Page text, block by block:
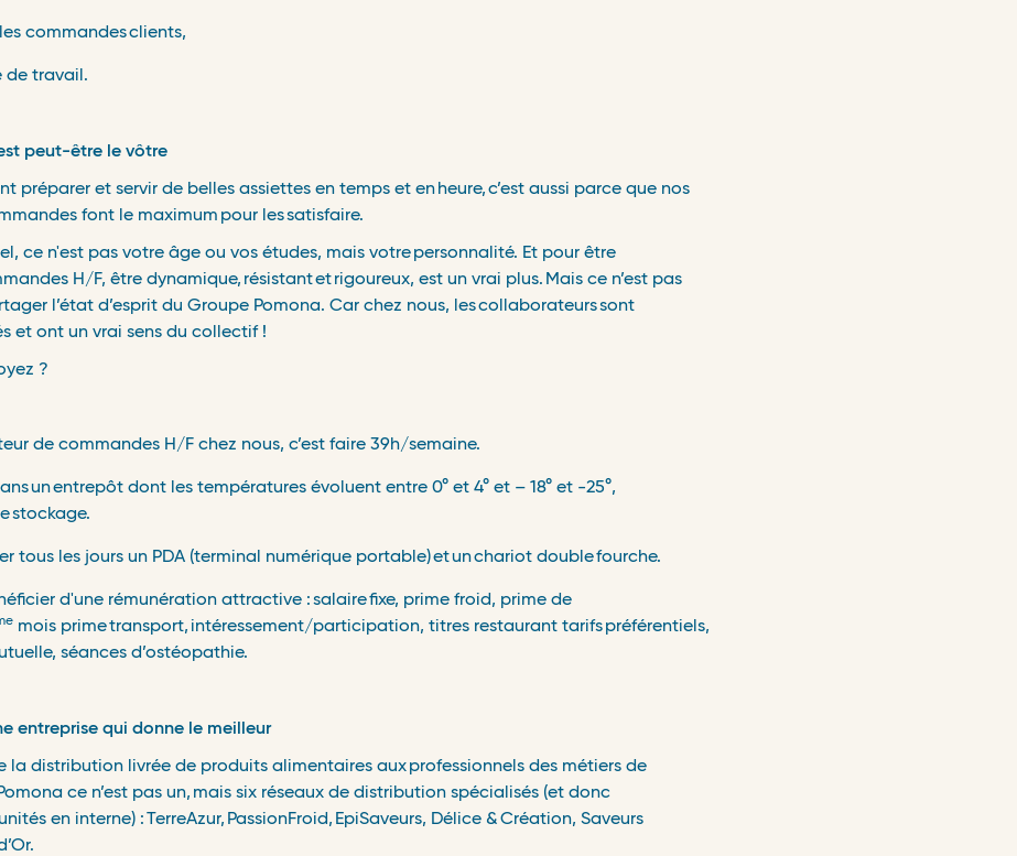
commandesclients,
de travail.
peut-être le vôtre
préparer et servir de belles assiettes en temps et en heure,c’est aussi parce que nos
font le maximum pour lessatisfaire.
ce n'est pas votre âge ou vos études, mais votrepersonnalité. Et pour être
H/F, être dynamique, résistantetrigoureux, est un vrai plus. Mais ce n’est pas
l ’état d’esprit du Groupe Pomona. Car chez nous, lescollaborateurssont
s et ont un vrai sens du collectif !
?
de commandes H/F chez nous, c’est faire 39h/semaine.
unentrepôt dont les températures évoluent entre 0° et 4° et – 18° et -25°,
stockage.
tous les jours un PDA (terminal numérique portable)etunchariot doublefourche.
d'une rémunération attractive :salairefixe, prime froid, prime de
mois primetransport, intéressement/participation, titres restaurant tarifspréférentiels,
séances d’ostéopathie.
entreprise qui donne le meilleur​
la distribution livrée de produits alimentaires auxprofessionnels des métiers de
ce n’est pas un, mais six réseaux de distribution spécialisés (et donc
és en interne) :TerreAzur, PassionFroid, EpiSaveurs, Délice &Création, Saveurs
’Or.